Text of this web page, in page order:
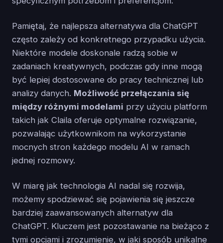
Pamiętaj, że najlepsza alternatywa dla ChatGPT
często zależy od konkretnego przypadku użycia.
Niektóre modele doskonale radzą sobie w
zadaniach kreatywnych, podczas gdy inne mogą
być lepiej dostosowane do pracy technicznej lub
analizy danych. Możliwość przełączania się
między różnymi modelami przy użyciu platform
takich jak Claila oferuje optymalne rozwiązanie,
pozwalając użytkownikom na wykorzystanie
mocnych stron każdego modelu AI w ramach
jednej rozmowy.
W miarę jak technologia AI nadal się rozwija,
możemy spodziewać się pojawienia się jeszcze
bardziej zaawansowanych alternatyw dla
ChatGPT. Kluczem jest pozostawanie na bieżąco z
tymi opcjami i zrozumienie, w jaki sposób unikalne